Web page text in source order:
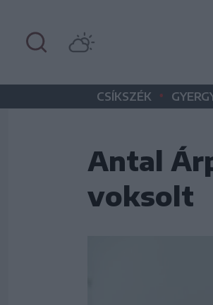
CSÍKSZÉK •
Antal
voksolt